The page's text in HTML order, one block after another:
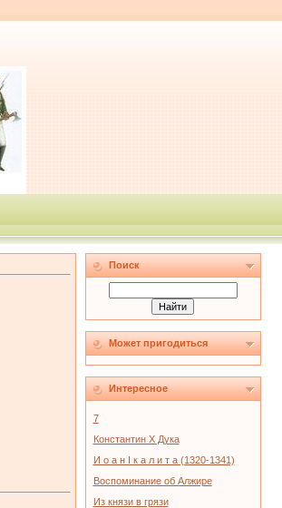
Поиск
Может пригодиться
Интересное
7
Константин X Дука
И о а н I к а л и т а (1320-1341)
Воспоминание об Алжире
Из князи в грязи